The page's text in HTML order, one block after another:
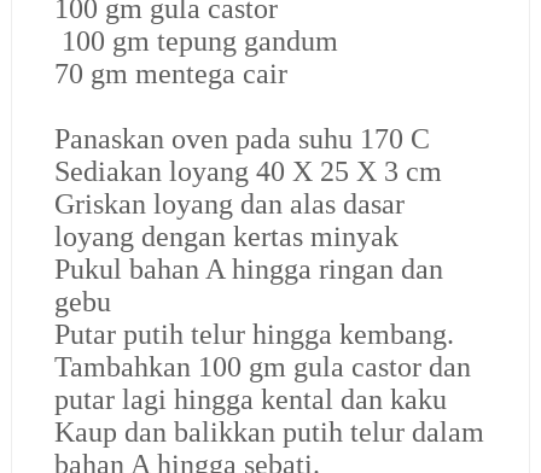
100 gm gula castor
100 gm tepung gandum
70 gm mentega cair
Panaskan oven pada suhu 170 C
Sediakan loyang 40 X 25 X 3 cm
Griskan loyang dan alas dasar
loyang dengan kertas minyak
Pukul bahan A hingga ringan dan
gebu
Putar putih telur hingga kembang.
Tambahkan 100 gm gula castor dan
putar lagi hingga kental dan kaku
Kaup dan balikkan putih telur dalam
bahan A hingga sebati.